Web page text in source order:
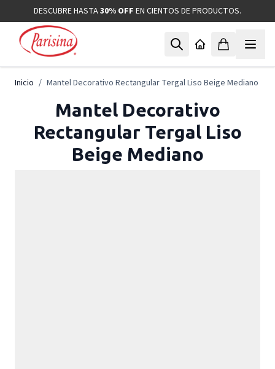
Ir al contenidoDESCUBRE HASTA30% OFF EN CIENTOS DE PRODUCTOS.
Inicio / Mantel Decorativo Rectangular Tergal Liso Beige Mediano
Mantel Decorativo
Rectangular Tergal Liso
Beige Mediano